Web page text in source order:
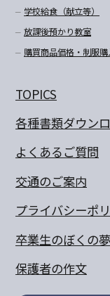
学校給食（献立等）
放課後預かり教室
購買商品価格・制服購
TOPICS
各種書類ダウン
よくあるご質問
交通のご案内
プライバシーポ
卒業生のぼくの
保護者の作文